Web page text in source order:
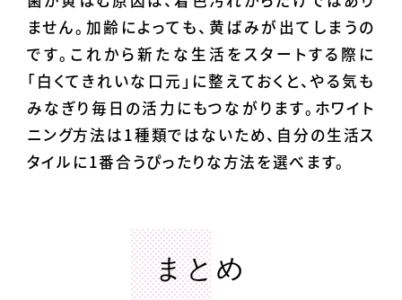
ません。加齢によっても、黄ばみが出てしまうの
です。これから新たな生活をスタートする際に
「白くてきれいな口元」に整えておくと、やる気も
みなぎり毎日の活力にもつながります。ホワイト
ニング方法は1種類ではないため、自分の生活ス
タイルに1番合うぴったりな方法を選べます。
まとめ